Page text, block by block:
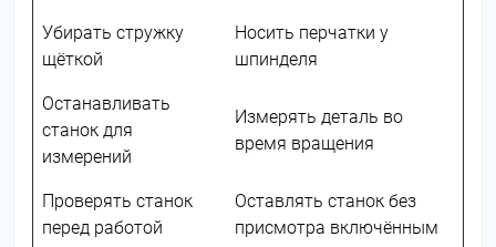
Убирать стружку
щёткой
Носить перчатки у
шпинделя
Останавливать
станок для
измерений
Измерять деталь во
время вращения
Проверять станок
перед работой
Оставлять станок без
присмотра включённым